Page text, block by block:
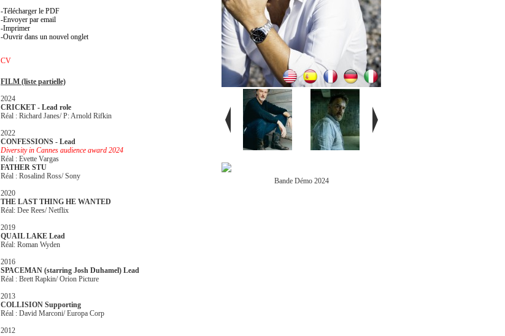
Télécharger le PDF
Envoyer par email
Imprimer
Ouvrir dans un nouvel onglet
CV
FILM (liste partielle)
2024
CRICKET - Lead role
Réal : Richard Janes/ P: Arnold Rifkin
2022
CONFESSIONS - Lead
Diversity in Cannes audience award 2024
Réal : Evette Vargas
FATHER STU
Réal : Rosalind Ross/ Sony
2020
THE LAST THING HE WANTED
Réal: Dee Rees/ Netflix
2019
QUAIL LAKE Lead
Réal: Roman Wyden
2016
SPACEMAN (starring Josh Duhamel) Lead
Réal : Brett Rapkin/ Orion Picture
2013
COLLISION Supporting
Réal : David Marconi/ Europa Corp
2012
Bande Démo 2024